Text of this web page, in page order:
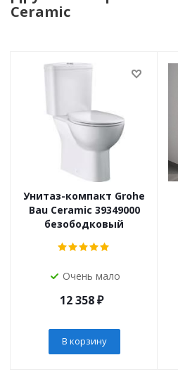
Ceramic
Унитаз-компакт Grohe
Bau Ceramic 39349000
безободковый
Очень мало
12 358₽
В корзину